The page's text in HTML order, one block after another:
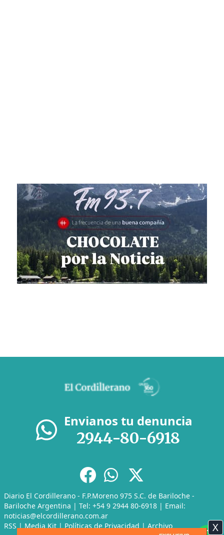
Envianos tu denuncia
2944-80-6918
Diario El Cordillerano - F.P.Moreno 975 S.C. de Bariloche -
Bariloche Argentina | Tel: +54 9 2944 80-6918 | Email:
noticias@elcordillerano.com.ar
RSS|Media Kit|Políticas de Privacidad|Archivo X